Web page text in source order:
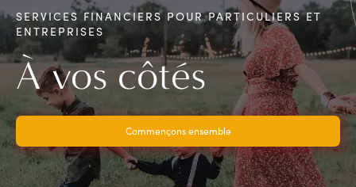
SERVICES FINANCIERS POUR PARTICULIERS ET
ENTREPRISES
À vos côtés
Commençons ensemble